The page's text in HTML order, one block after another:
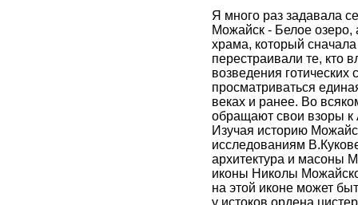
Я много раз задавала
Можайск - Белое озеро,
храма, который
перестраивали те, кто
возведения готических
просматриваться
веках и ранее. Во
обращают свои взоры к
Изучая историю
исследованиям
архитектура и масоны
иконы Николы
на этой иконе может
у истоков ордена